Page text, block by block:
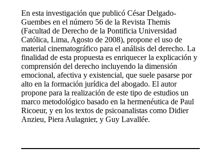
En esta investigación que publicó César Delgado-
Guembes en el número 56 de la Revista Themis
(Facultad de Derecho de la Pontificia Universidad
Católica, Lima, Agosto de 2008), propone el uso de
material cinematográfico para el análisis del derecho. La
finalidad de esta propuesta es enriquecer la explicación y
comprensión del derecho incluyendo la dimensión
emocional, afectiva y existencial, que suele pasarse por
alto en la formación jurídica del abogado. El autor
propone para la realización de este tipo de estudios un
marco metodológico basado en la hermenéutica de Paul
Ricoeur, y en los textos de psicoanalistas como Didier
Anzieu, Piera Aulagnier, y Guy Lavallée.